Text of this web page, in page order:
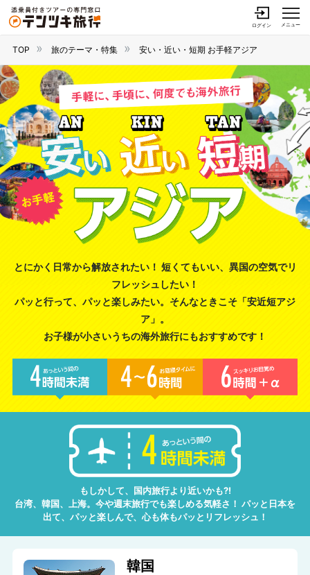
ログイン メニュー
TOP 旅のテーマ・特集 安い・近い・短期 お手軽アジア
とにかく日常から解放されたい！ 短くてもいい、異国の空気でリ
フレッシュしたい！
パッと行って、パッと楽しみたい。そんなときこそ「安近短アジ
ア」。
お子様が小さいうちの海外旅行にもおすすめです！
もしかして、国内旅行より近いかも?!
台湾、韓国、上海。今や週末旅行でも楽しめる気軽さ！ パッと日本を
出て、パッと楽しんで、心も体もパッとリフレッシュ！
韓国